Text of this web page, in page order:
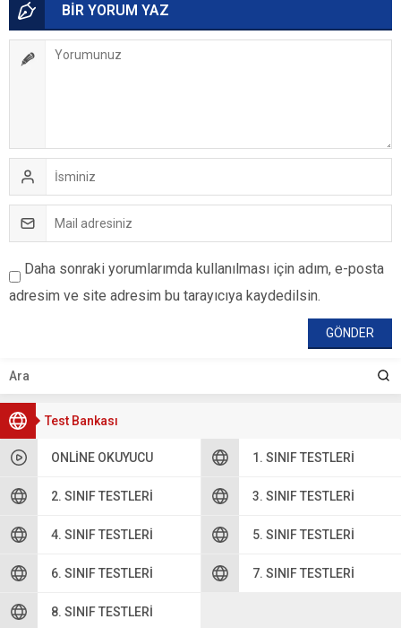
Test Bankası
ONLINE OKUYUCU 1. SINIF TESTLERI
2. SINIF TESTLERI 3. SINIF TESTLERI
4. SINIF TESTLERI 5. SINIF TESTLERI
6. SINIF TESTLERI 7. SINIF TESTLERI
8. SINIF TESTLERI
BİR YORUM YAZ
Daha sonraki yorumlarımda kullanılması için adım, e-posta
adresim ve site adresim bu tarayıcıya kaydedilsin.